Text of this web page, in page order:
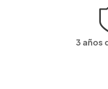
3 años